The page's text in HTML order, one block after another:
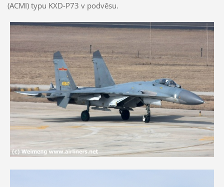
(ACMI) typu KXD-P73 v podvěsu.